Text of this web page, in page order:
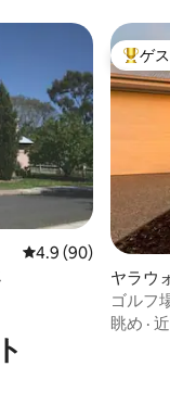
レビュー90件、5
4.9 (90)
大好
ゲ
ヤラウ
ゴルフ
的な宿
眺め ·